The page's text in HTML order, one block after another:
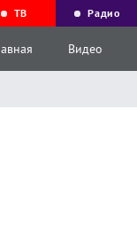
ТВ Радио
Видео